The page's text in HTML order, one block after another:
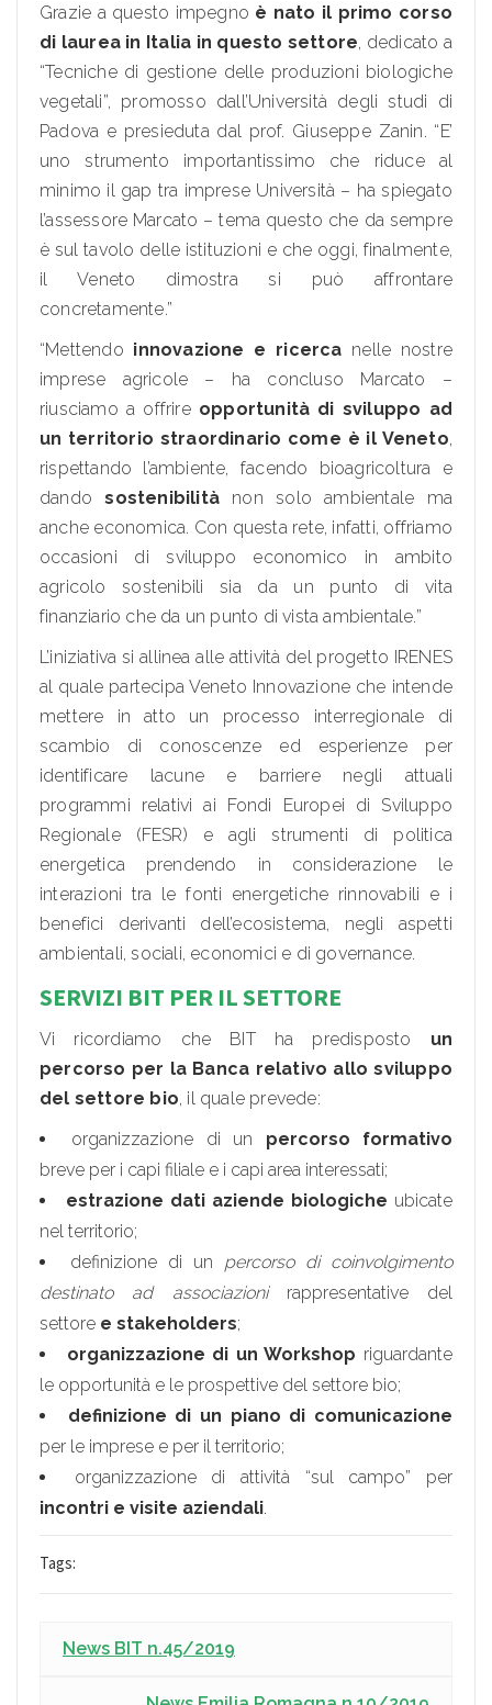
Grazie a questo impegno è nato il primo corso
di laurea in Italia in questo settore, dedicato a
“Tecniche di gestione delle produzioni biologiche
vegetali”, promosso dall’Università degli studi di
Padova e presieduta dal prof. Giuseppe Zanin. “E’
uno strumento importantissimo che riduce al
minimo il gap tra imprese Università – ha spiegato
l’assessore Marcato – tema questo che da sempre
è sul tavolo delle istituzioni e che oggi, finalmente,
il Veneto dimostra si può affrontare
concretamente.”
“Mettendo innovazione e ricerca nelle nostre
imprese agricole – ha concluso Marcato –
riusciamo a offrire opportunità di sviluppo ad
un territorio straordinario come è il Veneto,
rispettando l’ambiente, facendo bioagricoltura e
dandosostenibilitànon solo ambientale ma
anche economica. Con questa rete, infatti, offriamo
occasioni di sviluppo economico in ambito
agricolo sostenibili sia da un punto di vita
finanziario che da un punto di vista ambientale.”
L’iniziativa si allinea alle attività del progetto IRENES
al quale partecipa Veneto Innovazione che intende
mettere in atto un processo interregionale di
scambio di conoscenze ed esperienze per
identificare lacune e barriere negli attuali
programmi relativi ai Fondi Europei di Sviluppo
Regionale (FESR) e agli strumenti di politica
energetica prendendo in considerazione le
interazioni tra le fonti energetiche rinnovabili e i
benefici derivanti dell’ecosistema, negli aspetti
ambientali, sociali, economici e di governance.
SERVIZI BIT PER IL SETTORE
Vi ricordiamo che BIT ha predisposto un
percorso per la Banca relativo allo sviluppo
del settore bio, il quale prevede:
organizzazione di un percorso formativo
breve per i capi filiale e i capi area interessati;
estrazione dati aziende biologiche ubicate
nel territorio;
definizione di un percorso di coinvolgimento
destinato ad associazionirappresentative del
settore e stakeholders;
organizzazione di un Workshop riguardante
le opportunità e le prospettive del settore bio;
definizione di un piano di comunicazione
per le imprese e per il territorio;
organizzazione di attività “sul campo” per
incontri e visite aziendali.
Tags:
News BIT n.45/2019